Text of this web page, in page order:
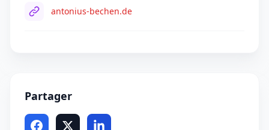
antonius-bechen.de
Partager